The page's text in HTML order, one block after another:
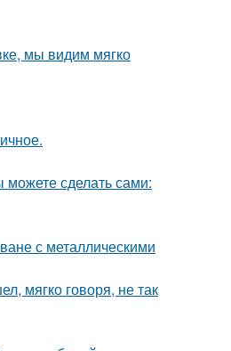
мы видим мягко
сделать сами:
с металлическими
мягко говоря, не так